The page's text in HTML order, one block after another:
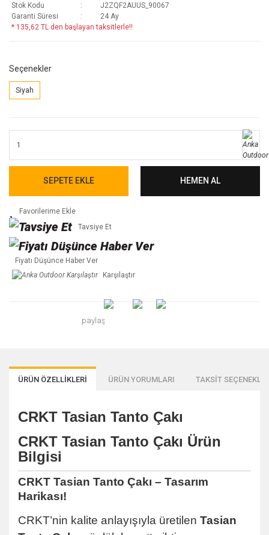
Stok Kodu
J2ZQF2AUUS_90067
Garanti Süresi
24 Ay
* 135,62 TL den başlayan taksitlerle!!
Seçenekler
Siyah
SEPETE EKLE HEMEN AL
Tavsiye Et
Fiyatı Düşünce Haber Ver
Karşılaştır
paylaş
ÜRÜN ÖZELLİKLERİ ÜRÜN YORUMLARI TAKSİT
CRKT Tasian Tanto Çakı
CRKT Tasian Tanto Çakı Ürün
Bilgisi
CRKT Tasian Tanto Çakı – Tasarım
Harikası!
CRKT’nin kalite anlayışıyla üretilen Tasian